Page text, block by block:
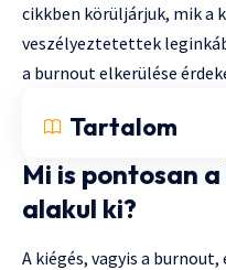
cikkben körüljárjuk, mik a
veszélyeztetettek
a burnout elkerülése
Tartalom
Mi is pontosan
alakul ki?
A kiégés, vagyis a